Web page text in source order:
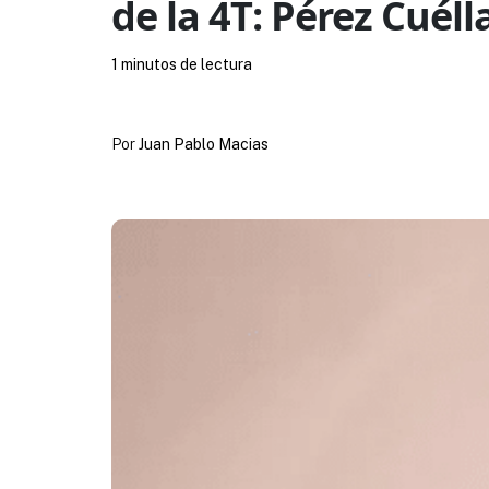
de la 4T: Pérez
PorJuan Pablo Macias
1 minutos de lectura